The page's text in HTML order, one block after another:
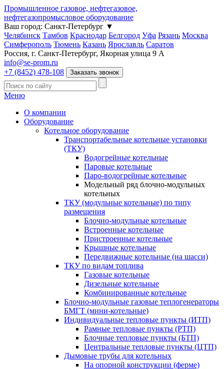
Промышленное газовое, нефтегазовое,
нефтегазопромысловое оборудование
Ваш город: Санкт-Петербург ▼
Челябинск Тамбов Краснодар Белгород Уфа Рязань Москва
Симферополь Тюмень Казань Ярославль Саратов
Россия, г. Санкт-Петербург, Якорная улица 9 А
info@se-prom.ru
+7 (8452) 478-108
Заказать звонок
Меню
О компании
Оборудование
Котельное оборудование
Транспортабельные котельные установки
(ТКУ)
Водогрейные котельные
Паровые котельные
Паро-водогрейные котельные
Модельный ряд блочно-модульных
котельных
ТКУ (модульные котельные) по типу
размещения
Блочно-модульные котельные
Встроенные котельные
Пристроенные котельные
Крышные котельные
Передвижные котельные (на шасси)
ТКУ по видам топлива
Газовые котельные
Дизельные котельные
Комбинированные котельные
Блочно-модульные газовые теплогенераторы
БМГТ (мини-котельные)
Индивидуальные тепловые пункты (ИТП)
Рамные тепловые пункты (РТП)
Блочные тепловые пункты (БТП)
Центральные тепловые пункты (ЦТП)
Дымовые трубы для котельных
На опорной конструкции (ферме)